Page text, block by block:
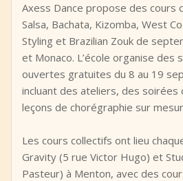
Axess Dance propose des cours
Salsa, Bachata, Kizomba, West
Styling et Brazilian Zouk de
et Monaco. L’école organise des
ouvertes gratuites du 8 au 19
incluant des ateliers, des soirées
leçons de chorégraphie sur
Les cours collectifs ont lieu
Gravity (5 rue Victor Hugo) et
Pasteur) à Menton, avec des